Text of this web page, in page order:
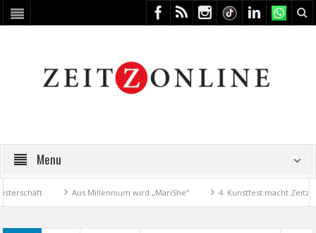
Menu
Aus Millennium wird „MariShe“ 4. Kunstfest macht Zeitz zum